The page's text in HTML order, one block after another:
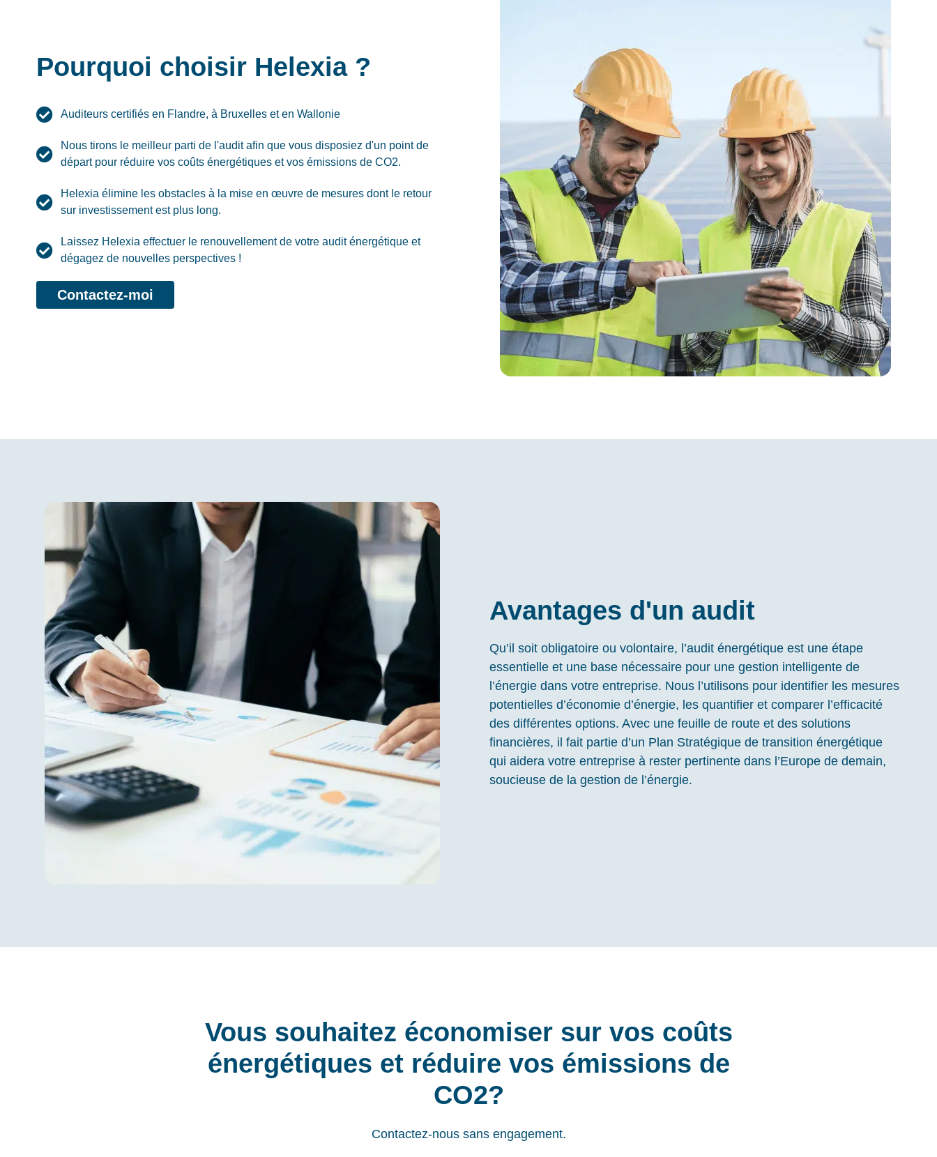
Pourquoi choisir Helexia ?
Auditeurs certifiés en Flandre, à Bruxelles et en Wallonie
Nous tirons le meilleur parti de l'audit afin que vous disposiez d'un point de
départ pour réduire vos coûts énergétiques et vos émissions de CO2.
Helexia élimine les obstacles à la mise en œuvre de mesures dont le retour
sur investissement est plus long.
Laissez Helexia effectuer le renouvellement de votre audit énergétique et
dégagez de nouvelles perspectives !
Contactez-moi
Avantages d'un audit
Qu’il soit obligatoire ou volontaire, l’audit énergétique est une étape
essentielle et une base nécessaire pour une gestion intelligente de
l’énergie dans votre entreprise. Nous l’utilisons pour identifier les mesures
potentielles d’économie d’énergie, les quantifier et comparer l’efficacité
des différentes options. Avec une feuille de route et des solutions
financières, il fait partie d’un Plan Stratégique de transition énergétique
qui aidera votre entreprise à rester pertinente dans l’Europe de demain,
soucieuse de la gestion de l’énergie.
Vous souhaitez économiser sur vos coûts
énergétiques et réduire vos émissions de
CO2?
Contactez-nous sans engagement.